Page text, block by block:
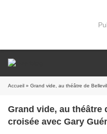
Accueil » Grand vide, au théâtre de Belleville :
Grand vide, au théâtre
croisée avec Gary